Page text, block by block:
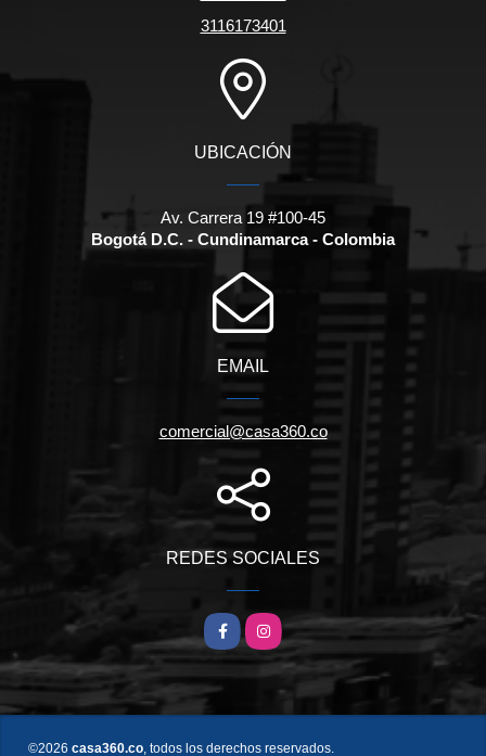
3116173401
UBICACIÓN
Av. Carrera 19 #100-45
Bogotá D.C. - Cundinamarca - Colombia
EMAIL
comercial@casa360.co
REDES SOCIALES
FacebookInstagram
©2026 casa360.co , todos los derechos reservados.